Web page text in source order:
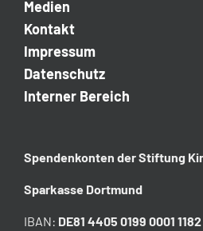
Medien
Kontakt
Impressum
Datenschutz
Interner Bereich
Spendenkonten derStiftung
Sparkasse Dortmund
IBAN: DE81 4405 0199 0001